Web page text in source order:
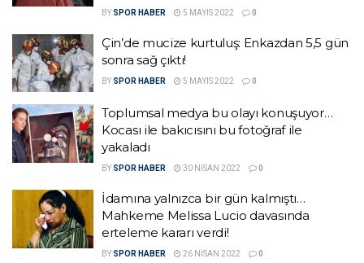
BY SPOR HABER 5 MAYIS 2022 0
Çin’de mucize kurtuluş: Enkazdan 5,5 gün
sonra sağ çıktı!
BY SPOR HABER 5 MAYIS 2022 0
Toplumsal medya bu olayı konuşuyor…
Kocası ile bakıcısını bu fotoğraf ile
yakaladı
BY SPOR HABER 30 NISAN 2022 0
İdamına yalnızca bir gün kalmıştı…
Mahkeme Melissa Lucio davasında
erteleme kararı verdi!
BY SPOR HABER 26 NISAN 2022 0